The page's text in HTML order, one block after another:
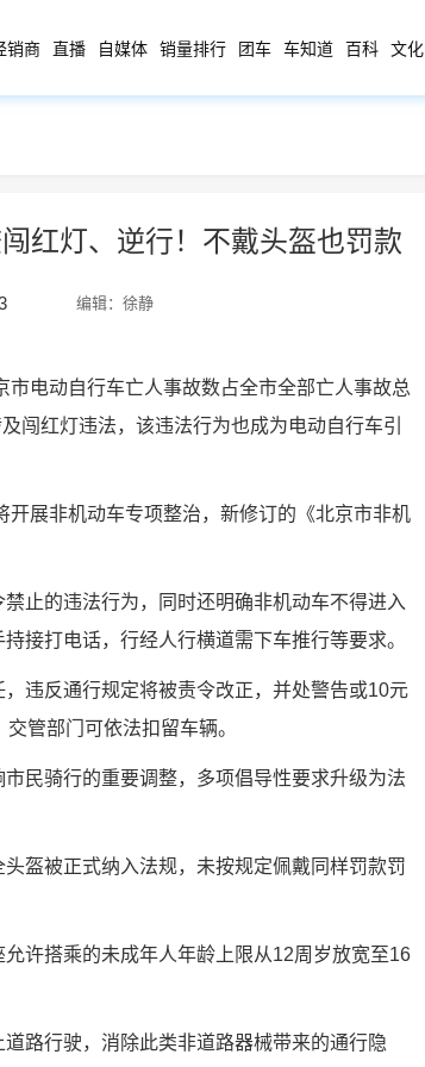
销商 直播 自媒体 销量排行 团车 车知道 百科 文化
红灯、逆行！不戴头盔也罚款
编辑：徐静
电动自行车亡人事故数占全市全部亡人事故总
闯红灯违法，该违法行为也成为电动自行车引
展非机动车专项整治，新修订的《北京市非机
止的违法行为，同时还明确非机动车不得进入
接打电话，行经人行横道需下车推行等要求。
违反通行规定将被责令改正，并处警告或10元
管部门可依法扣留车辆。
民骑行的重要调整，多项倡导性要求升级为法
盔被正式纳入法规，未按规定佩戴同样罚款罚
许搭乘的未成年人年龄上限从12周岁放宽至16
路行驶，消除此类非道路器械带来的通行隐